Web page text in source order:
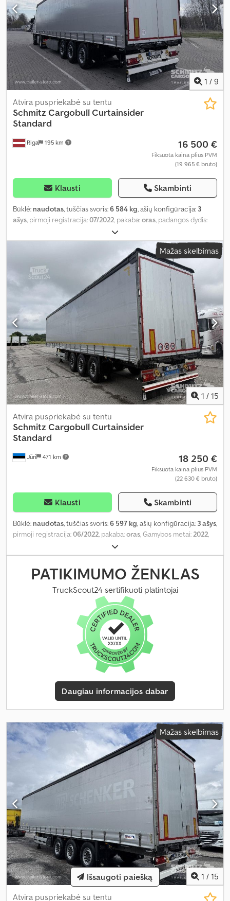
1 / 9
Riga 195 km
Atvira puspriekabė su tentu
Schmitz CargobullCurtainsider
Standard
16 500 €
Fiksuota kaina plius PVM
(19 965 € bruto)
Klausti Skambinti
Būklė: naudotas, tuščias svoris:6 584 kg, ašių konfigūracija: 3
ašys, pirmoji registracija:07/2022, pakaba:oras, padangos dydis:
2022
Mažas skelbimas
1 / 15
Jüri 471 km
Atvira puspriekabė su tentu
Schmitz CargobullCurtainsider
Standard
18 250 €
Fiksuota kaina plius PVM
(22 630 € bruto)
Klausti Skambinti
Būklė: naudotas, tuščias svoris:6 597 kg, ašių konfigūracija: 3 ašys,
pirmoji registracija:06/2022, pakaba:oras, Gamybos metai:2022,
PATIKIMUMO ŽENKLAS
TruckScout24 sertifikuoti platintojai
Daugiau informacijos dabar
Mažas skelbimas
1 / 15
Atvira puspriekabė su tentu
Išsaugoti paiešką